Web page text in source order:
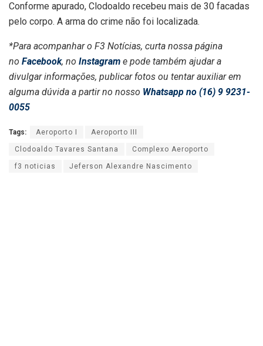
Conforme apurado, Clodoaldo recebeu mais de 30 facadas
pelo corpo. A arma do crime não foi localizada.
*Para acompanhar o F3 Notícias, curta nossa página
no Facebook, no Instagram e pode também ajudar a
divulgar informações, publicar fotos ou tentar auxiliar em
alguma dúvida a partir no nosso Whatsapp no (16) 9 9231-
0055
Tags: Aeroporto I Aeroporto III
Clodoaldo Tavares Santana Complexo Aeroporto
f3 noticias Jeferson Alexandre Nascimento